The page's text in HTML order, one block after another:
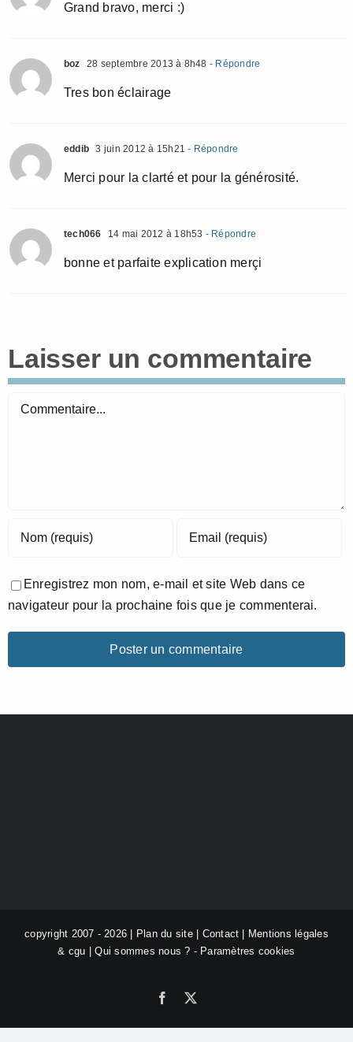
Grand bravo, merci :)
boz 28 septembre 2013 à 8h48 - Répondre
Tres bon éclairage
eddib 3 juin 2012 à 15h21 - Répondre
Merci pour la clarté et pour la générosité.
tech066 14 mai 2012 à 18h53 - Répondre
bonne et parfaite explication merçi
Laisser un commentaire
Commentaire
Enregistrez mon nom, e-mail et site Web dans ce
navigateur pour la prochaine fois que je commenterai.
copyright 2007 - 2026 | Plan du site| Contact
Mentions légales
& cgu |Qui sommes nous ? - Paramètres cookies
Facebook